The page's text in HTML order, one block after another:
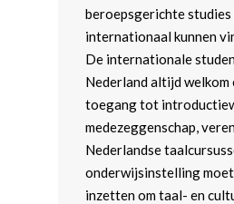
beroepsgerichte studies
internationaal kunnen
De internationale
Nederland altijd welkom
toegang tot
medezeggenschap,
Nederlandse
onderwijsinstelling
inzetten om taal- en